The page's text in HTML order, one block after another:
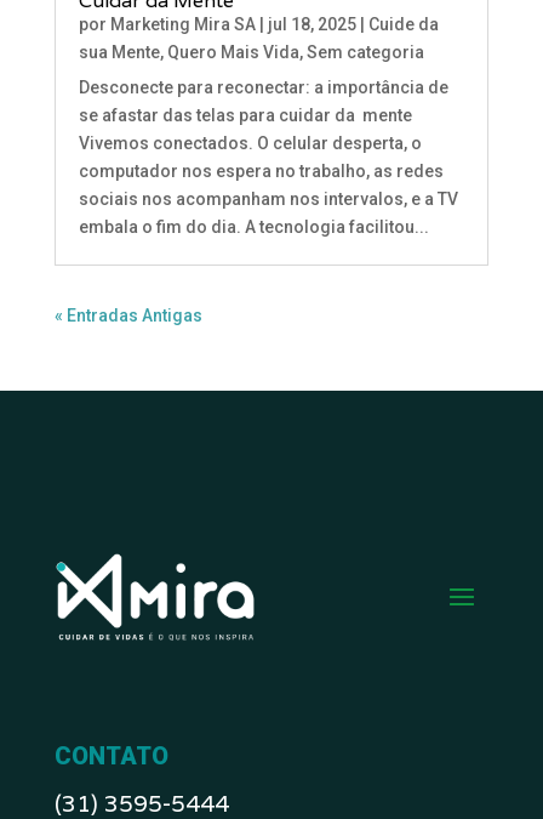
por Marketing Mira SA| jul 18, 2025| Cuide da
sua Mente, Quero Mais Vida,Sem categoria
Desconecte para reconectar: a importância de
se afastar das telas para cuidar da mente
Vivemos conectados. O celular desperta, o
computador nos espera no trabalho, as redes
sociais nos acompanham nos intervalos, e a TV
embala o fim do dia. A tecnologia facilitou...
« Entradas Antigas
CONTATO
(31) 3595-5444